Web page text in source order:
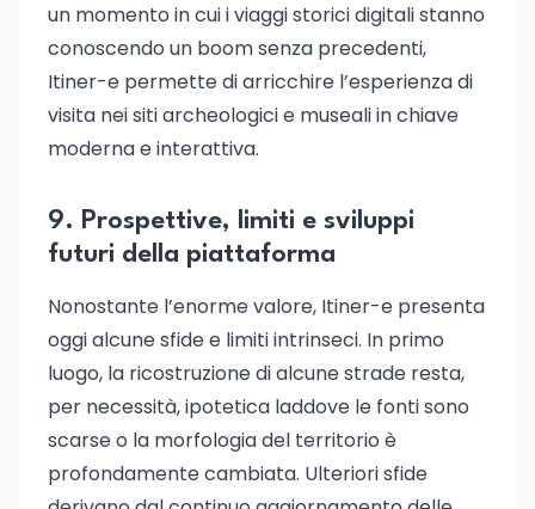
un momento in cui i viaggi storici digitali stanno
conoscendo un boom senza precedenti,
Itiner-e permette di arricchire l’esperienza di
visita nei siti archeologici e museali in chiave
moderna e interattiva.
9. Prospettive, limiti e sviluppi
futuri della piattaforma
Nonostante l’enorme valore, Itiner-e presenta
oggi alcune sfide e limiti intrinseci. In primo
luogo, la ricostruzione di alcune strade resta,
per necessità, ipotetica laddove le fonti sono
scarse o la morfologia del territorio è
profondamente cambiata. Ulteriori sfide